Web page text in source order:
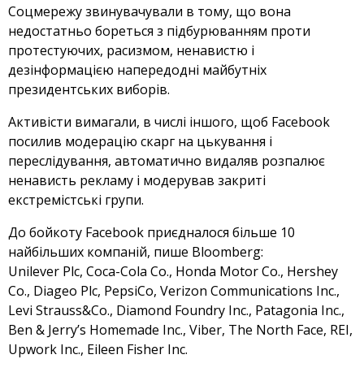
Соцмережу звинувачували в тому, що вона
недостатньо бореться з підбурюванням проти
протестуючих, расизмом, ненавистю і
дезінформацією напередодні майбутніх
президентських виборів.
Активісти вимагали, в числі іншого, щоб Facebook
посилив модерацію скарг на цькування і
переслідування, автоматично видаляв розпалює
ненависть рекламу і модерував закриті
екстремістські групи.
До бойкоту Facebook приєдналося більше 10
найбільших компаній, пише Bloomberg:
Unilever Plc, Coca-Cola Co., Honda Motor Co., Hershey
Co., Diageo Plc, PepsiCo, Verizon Communications Inc.,
Levi Strauss&Co., Diamond Foundry Inc., Patagonia Inc.,
Ben & Jerry’s Homemade Inc., Viber, The North Face, REI,
Upwork Inc., Eileen Fisher Inc.